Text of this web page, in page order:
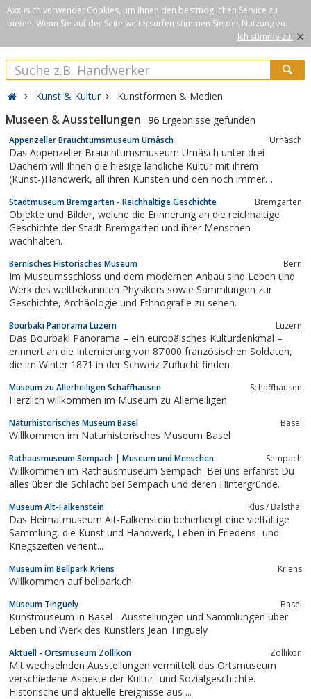
Axxus.ch verwendet Cookies, um Ihnen den bestmöglichen Service zu
bieten. Wenn Sie auf der Seite weitersurfen stimmen Sie der Nutzung zu.
Ich stimme zu. ×
Kunst & Kultur Kunstformen & Medien
Museen & Ausstellungen 96 Ergebnisse gefunden
Appenzeller Brauchtumsmuseum Urnäsch Urnäsch
Das Appenzeller Brauchtumsmuseum Urnäsch unter drei
Dächern will Ihnen die hiesige ländliche Kultur mit ihrem
(Kunst-)Handwerk, all ihren Künsten und den noch immer
Stadtmuseum Bremgarten - Reichhaltige Geschichte Bremgarten
Objekte und Bilder, welche die Erinnerung an die reichhaltige
Geschichte der Stadt Bremgarten und ihrer Menschen
wachhalten.
Bernisches Historisches Museum Bern
Im Museumsschloss und dem modernen Anbau sind Leben und
Werk des weltbekannten Physikers sowie Sammlungen zur
Geschichte, Archäologie und Ethnografie zu sehen.
Bourbaki Panorama Luzern Luzern
Das Bourbaki Panorama – ein europäisches Kulturdenkmal –
erinnert an die Internierung von 87’000 französischen Soldaten,
die im Winter 1871 in der Schweiz Zuflucht finden
Museum zu Allerheiligen Schaffhausen Schaffhausen
Herzlich willkommen im Museum zu Allerheiligen
Naturhistorisches Museum Basel Basel
Willkommen im Naturhistorisches Museum Basel
Rathausmuseum Sempach | Museum und Menschen Sempach
Willkommen im Rathausmuseum Sempach. Bei uns erfährst Du
alles über die Schlacht bei Sempach und deren Hintergründe.
Museum Alt-Falkenstein Klus / Balsthal
Das Heimatmuseum Alt-Falkenstein beherbergt eine vielfältige
Sammlung, die Kunst und Handwerk, Leben in Friedens- und
Kriegszeiten verient...
Museum im Bellpark Kriens Kriens
Willkommen auf bellpark.ch
Museum Tinguely Basel
Kunstmuseum in Basel - Ausstellungen und Sammlungen über
Leben und Werk des Künstlers Jean Tinguely
Aktuell - Ortsmuseum Zollikon Zollikon
Mit wechselnden Ausstellungen vermittelt das Ortsmuseum
verschiedene Aspekte der Kultur- und Sozialgeschichte.
Historische und aktuelle Ereignisse aus ...